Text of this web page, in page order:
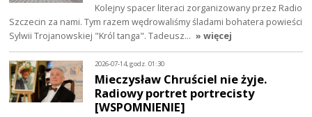
Kolejny spacer literaci zorganizowany przez Radio
Szczecin za nami. Tym razem wędrowaliśmy śladami bohatera powieści
Sylwii Trojanowskiej "Król tanga". Tadeusz… » więcej
2026-07-14, godz. 01:30
Mieczysław Chruściel nie żyje.
Radiowy portret portrecisty
[WSPOMNIENIE]